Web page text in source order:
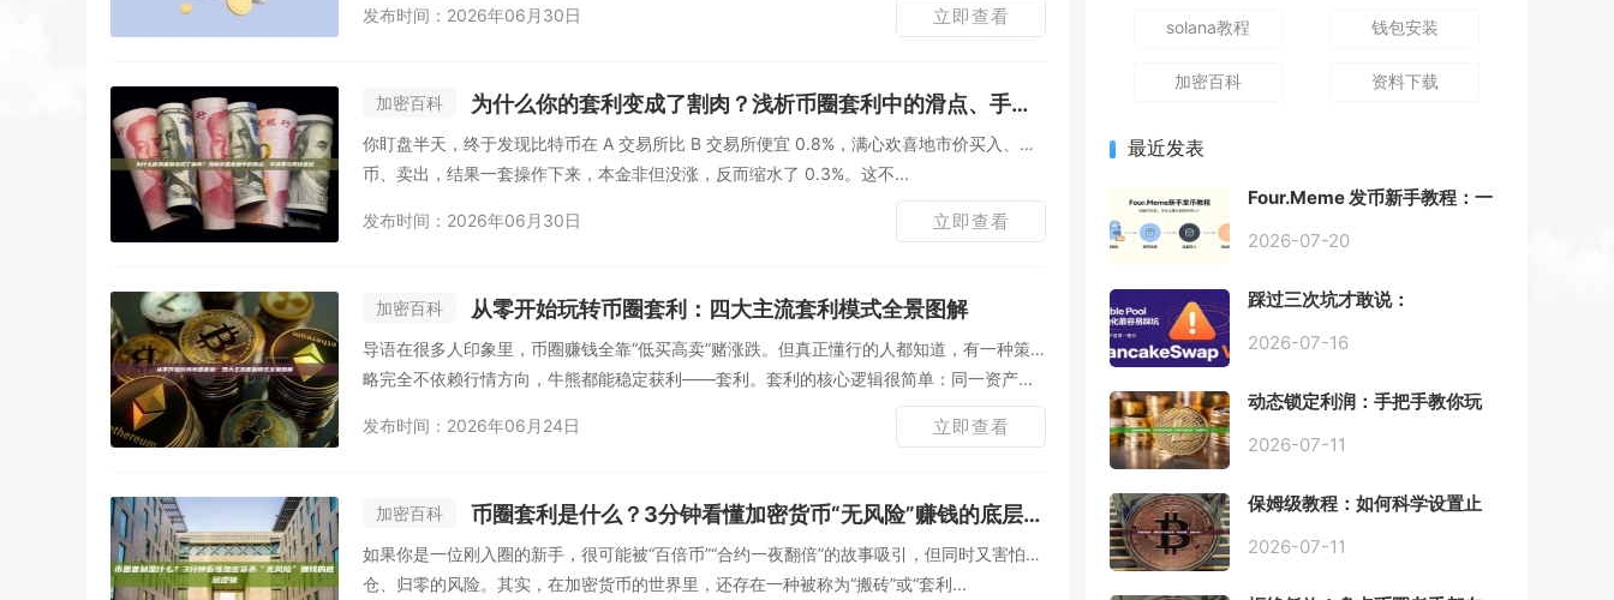
发布时间：2026年06月30日 立即查看
加密百科 为什么你的套利变成了割肉？浅析币圈套利中的滑点、手续费与网络延迟
你盯盘半天，终于发现比特币在 A 交易所比 B 交易所便宜 0.8%，满心欢喜地市价买入、提
币、卖出，结果一套操作下来，本金非但没涨，反而缩水了 0.3%。这不...
发布时间：2026年06月30日 立即查看
加密百科 从零开始玩转币圈套利：四大主流套利模式全景图解
导语在很多人印象里，币圈赚钱全靠“低买高卖”赌涨跌。但真正懂行的人都知道，有一种策
略完全不依赖行情方向，牛熊都能稳定获利——套利。套利的核心逻辑很简单：同一资产...
发布时间：2026年06月24日 立即查看
加密百科 币圈套利是什么？3分钟看懂加密货币“无风险”赚钱的底层逻辑
如果你是一位刚入圈的新手，很可能被“百倍币”“合约一夜翻倍”的故事吸引，但同时又害怕爆
仓、归零的风险。其实，在加密货币的世界里，还存在一种被称为“搬砖”或“套利...
solana教程 钱包安装
加密百科 资料下载
最近发表
Four.Meme 发币新手教程：一
动踩坑
2026-07-20
踩过三次坑才敢说：
Pool 最容易翻车的不是手续
2026-07-16
动态锁定利润：手把手教你玩
2026-07-11
保姆级教程：如何科学设置止
2026-07-11